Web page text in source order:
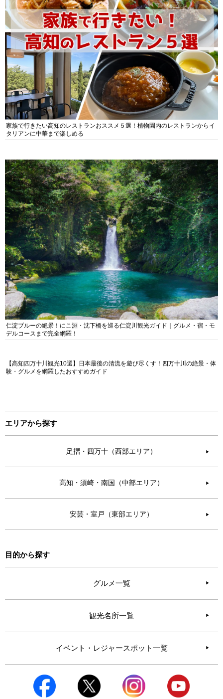
家族で行きたい高知のレストランおススメ５選！植物園内のレストランからイ
タリアンに中華まで楽しめる
仁淀ブルーの絶景！にこ淵・沈下橋を巡る仁淀川観光ガイド｜グルメ・宿・モ
デルコースまで完全網羅！
【高知四万十川観光10選】日本最後の清流を遊び尽くす！四万十川の絶景・体
験・グルメを網羅したおすすめガイド
エリアから探す
足摺・四万十（西部エリア） ▶︎
高知・須崎・南国（中部エリア） ▶︎
安芸・室戸（東部エリア） ▶︎
目的から探す
グルメ一覧
観光名所一覧
イベント・レジャースポット一覧